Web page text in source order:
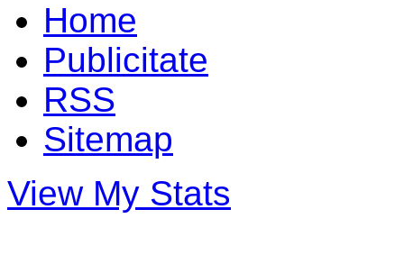
Home
Publicitate
RSS
Sitemap
View My Stats